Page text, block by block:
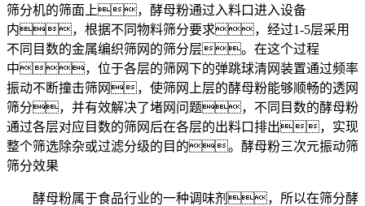
筛分机的筛面上，酵母粉通过入料口进入设备
内，根据不同物料筛分要求，经过1-5层采用
不同目数的金属编织筛网的筛分层。在这个过程
中，位于各层的筛网下的弹跳球清网装置通过频率
振动不断撞击筛网，使筛网上层的酵母粉能够顺畅的透网
筛分，并有效解决了堵网问题，不同目数的酵母粉
通过各层对应目数的筛网后在各层的出料口排出，实现
整个筛选除杂或过滤分级的目的。酵母粉三次元振动筛
筛分效果
酵母粉属于食品行业的一种调味剂，所以在筛分酵